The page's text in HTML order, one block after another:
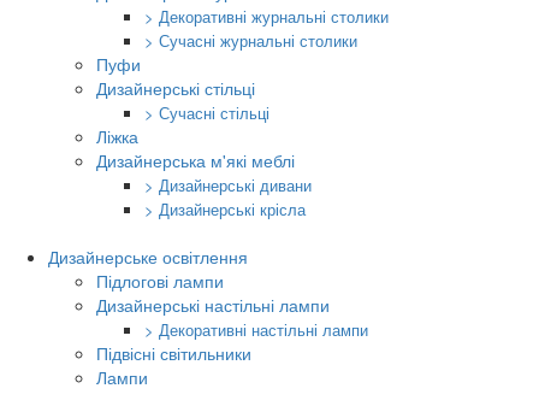
> Декоративні журнальні столики
> Сучасні журнальні столики
Пуфи
Дизайнерські стільці
> Сучасні стільці
Ліжка
Дизайнерська м'які меблі
> Дизайнерські дивани
> Дизайнерські крісла
Дизайнерське освітлення
Підлогові лампи
Дизайнерські настільні лампи
> Декоративні настільні лампи
Підвісні світильники
Лампи